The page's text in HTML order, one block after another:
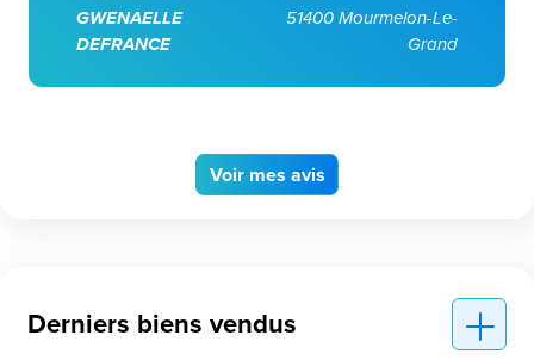
Voir mes avis
GWENAELLE
DEFRANCE
51400 Mourmelon-Le-
Grand
Derniers biens vendus